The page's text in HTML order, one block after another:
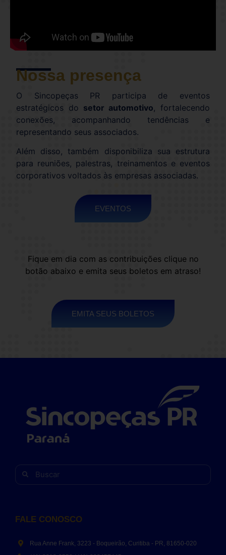
Nossa presença
O Sincopeças PR participa de eventos
estratégicos do setor automotivo, fortalecendo
conexões, acompanhando tendências e
representando seus associados.
Além disso, também disponibiliza sua estrutura
para reuniões, palestras, treinamentos e eventos
corporativos voltados às empresas associadas.
EVENTOS
Fique em dia com as contribuições clique no
botão abaixo e emita seus boletos em atraso!
EMITA SEUS BOLETOS
FALE CONOSCO
Rua Anne Frank, 3223 - Boqueirão, Curitiba - PR, 81650-020